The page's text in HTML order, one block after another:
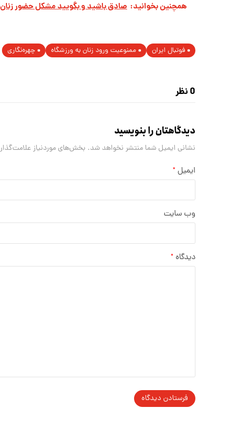
همچنین بخوانید: صادق باشيد و بگوييد مشكل حضور
فوتبال ایران ممنوعیت ورود زنان به ورزشگاه چهره‌نگاری
0 نظر
دیدگاهتان را بنویسید
نشانی ایمیل شما منتشر نخواهد شد. بخش‌های موردنیاز
ایمیل *
وب‌ سایت
دیدگاه *